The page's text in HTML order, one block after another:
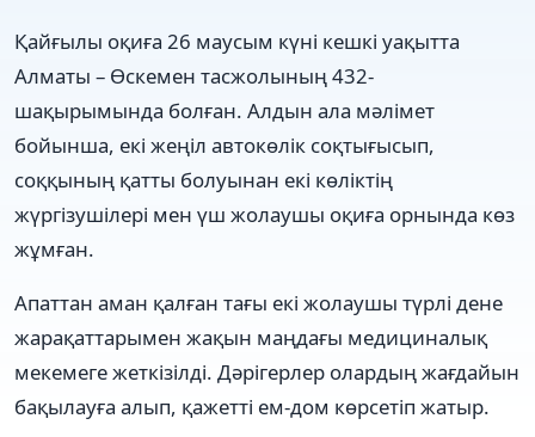
Қайғылы оқиға 26 маусым күні кешкі уақытта
Алматы – Өскемен тасжолының 432-
шақырымында болған. Алдын ала мәлімет
бойынша, екі жеңіл автокөлік соқтығысып,
соққының қатты болуынан екі көліктің
жүргізушілері мен үш жолаушы оқиға орнында көз
жұмған.
Апаттан аман қалған тағы екі жолаушы түрлі дене
жарақаттарымен жақын маңдағы медициналық
мекемеге жеткізілді. Дәрігерлер олардың жағдайын
бақылауға алып, қажетті ем-дом көрсетіп жатыр.